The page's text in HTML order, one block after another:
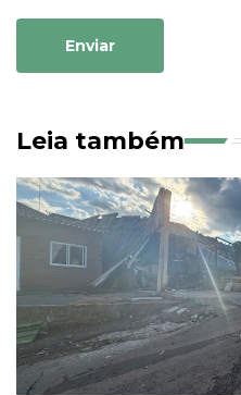
Enviar
Leia também